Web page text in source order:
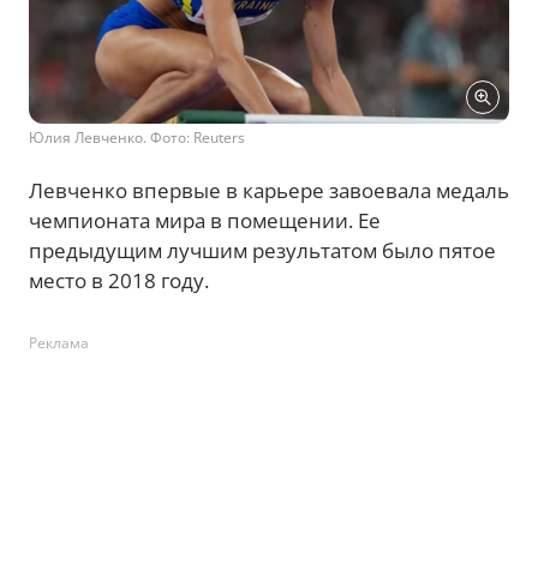
Юлия Левченко. Фото: Reuters
Левченко впервые в карьере завоевала медаль
чемпионата мира в помещении. Ее
предыдущим лучшим результатом было пятое
место в 2018 году.
Реклама